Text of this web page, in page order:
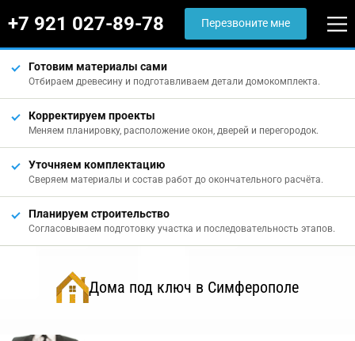
+7 921 027-89-78 Перезвоните мне
Готовим материалы сами
Отбираем древесину и подготавливаем детали домокомплекта.
Корректируем проекты
Меняем планировку, расположение окон, дверей и перегородок.
Уточняем комплектацию
Сверяем материалы и состав работ до окончательного расчёта.
Планируем строительство
Согласовываем подготовку участка и последовательность этапов.
Дома под ключ в Симферополе